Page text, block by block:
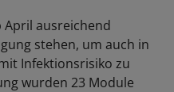
ausreichend
stehen, um auch in
Infektionsrisiko zu
wurden 23 Module